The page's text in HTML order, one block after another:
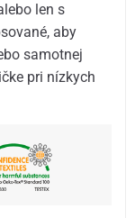
len s
aby
samotnej
pri nízkych